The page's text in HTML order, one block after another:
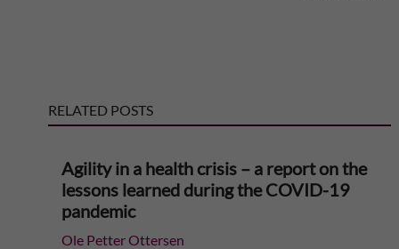
RELATED POSTS
Agility in a health crisis – a report on the
lessons learned during the COVID-19
pandemic
Ole Petter Ottersen